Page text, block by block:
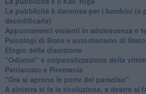
​La pubblicità è dannosa per i bambini (e
decodificarla)
​Appuntamenti violenti in adolescenza e
​Psicologi di Stato e autoritarismo di Stato
Elogio della diserzione
“Odiatori” e colpevolizzazione della
​Patriarcato e Piromania
"Ora si aprono le porte del paradiso"
​A sinistra si fa la rivoluzione, a destra si